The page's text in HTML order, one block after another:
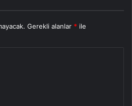
Gerekli alanlar * ile